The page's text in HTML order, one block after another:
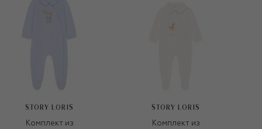
STORY LORIS
Комплект из
STORY LORIS
Комплект из